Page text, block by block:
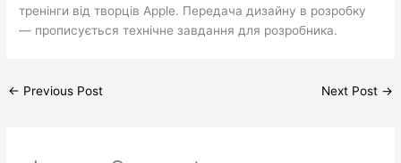
тренінги від творців Apple. Передача дизайну в розробку
— прописується технічне завдання для розробника.
← Previous Post Next Post →